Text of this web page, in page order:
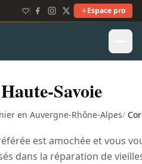
Espace pro
Savoie
en Auvergne-Rhône-Alpes/
est amochée et vous
dans la réparation de